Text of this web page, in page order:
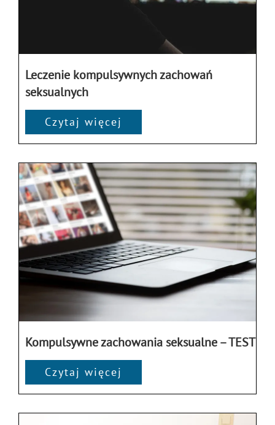
Leczenie kompulsywnych zachowań
seksualnych
Czytaj więcej
Kompulsywne zachowania seksualne – TEST
Czytaj więcej